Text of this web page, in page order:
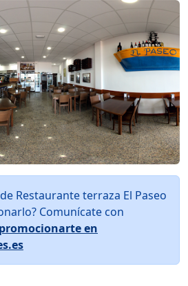
Restaurante terraza El Paseo
Comunícate con
promocionarte en